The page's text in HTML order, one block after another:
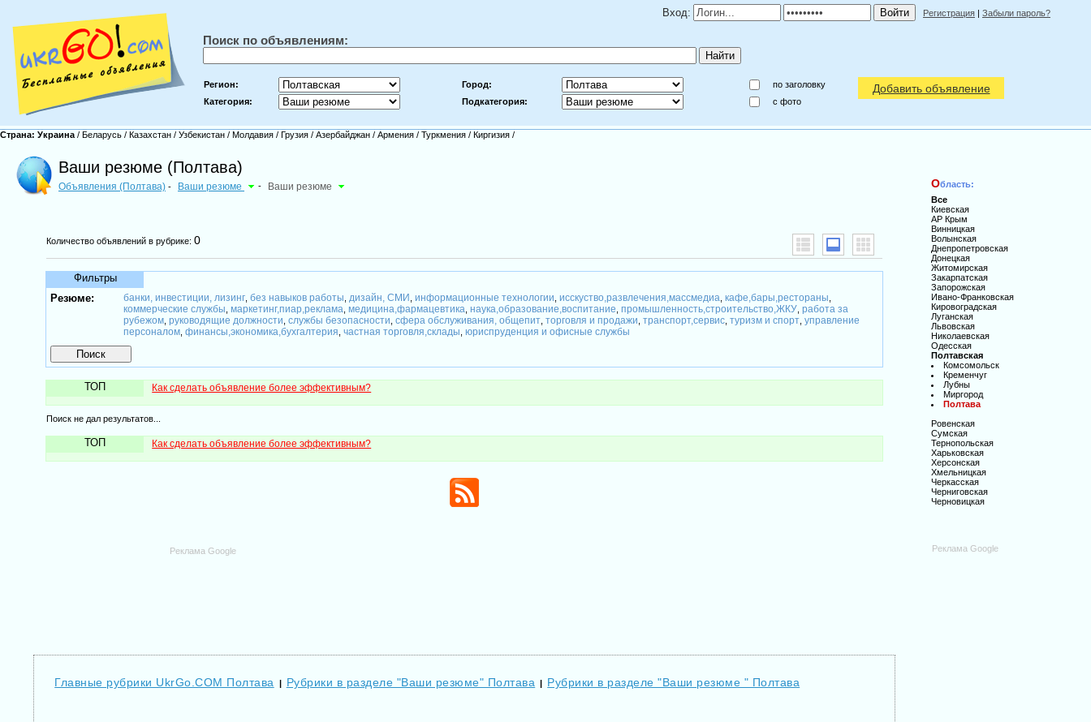
Вход: Регистрация | Забыли пароль?
Поиск по объявлениям:
Регион: Город:
по заголовку
Категория:
Подкатегория: c фото
Добавить объявление
Страна: Украина / Беларусь / Казахстан / Узбекистан / Молдавия / Грузия / Азербайджан / Армения / Туркмения / Киргизия /
Ваши резюме (Полтава)
Объявления (Полтава) - Ваши резюме - Ваши резюме
Количество объявлений в рубрике:0
Фильтры
Резюме:
банки, инвестиции, лизинг ,без навыков работы дизайн, СМИ ,информационные технологии ,исскуство,развлечения,массмедиа ,кафе,бары,рестораны
коммерческие службы ,маркетинг,пиар,реклама ,медицина,фармацевтика ,наука,образование,воспитание ,промышленность,строительство,ЖКУ ,работа за
рубежом ,руководящие должности ,службы безопасности ,сфера обслуживания, общепит ,торговля и продажи ,транспорт,сервис ,туризм и спорт ,управление
персоналом ,финансы,экономика,бухгалтерия ,частная торговля,склады ,юриспруденция и офисные службы
ТОП Как сделать объявление более эффективным?
Поиск не дал результатов...
ТОП Как сделать объявление более эффективным?
Реклама Google
Главные рубрики UkrGo.COM Полтава | Рубрики в разделе "Ваши резюме" Полтава | Рубрики в разделе "Ваши резюме " Полтава
Область:
Все
Киевская
АР Крым
Винницкая
Волынская
Днепропетровская
Донецкая
Житомирская
Закарпатская
Запорожская
Ивано-Франковская
Кировоградская
Луганская
Львовская
Николаевская
Одесская
Полтавская
Комсомольск
Кременчуг
Лубны
Миргород
Полтава
Ровенская
Сумская
Тернопольская
Харьковская
Херсонская
Хмельницкая
Черкасская
Черниговская
Черновицкая
Реклама Google